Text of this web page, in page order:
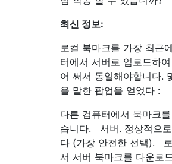
최신 정보:
로컬 북마크를 가장 최근
터에서 서버로 업로드하
어 써서 동일해야합니다.
을 말한 팝업을 얻었다 :
다른 컴퓨터에서 북마크
습니다. 서버. 정상적으
다 (가장 안전한 선택).
서 서버 북마크를 다운로